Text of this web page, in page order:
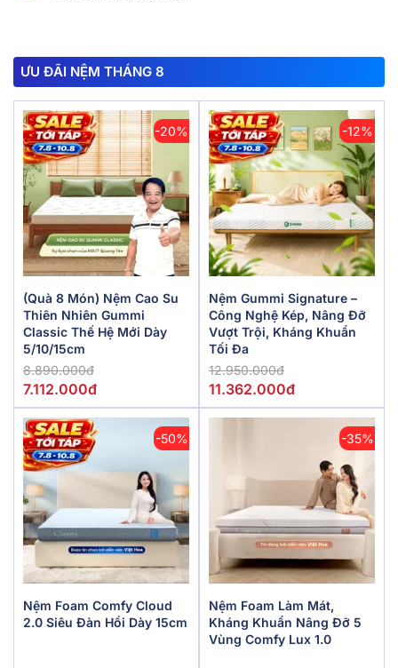
ƯU ĐÃI NỆM THÁNG 8
-20%
(Quà 8 Món) Nệm Cao Su
Thiên Nhiên Gummi
Classic Thế Hệ Mới Dày
5/10/15cm
8.890.000đ
7.112.000đ
-12%
Nệm Gummi Signature –
Công Nghệ Kép, Nâng Đỡ
Vượt Trội, Kháng Khuẩn
Tối Đa
12.950.000đ
11.362.000đ
-50%
Nệm Foam Comfy Cloud
2.0 Siêu Đàn Hồi Dày 15cm
-35%
Nệm Foam Làm Mát,
Kháng Khuẩn Nâng Đỡ 5
Vùng Comfy Lux 1.0